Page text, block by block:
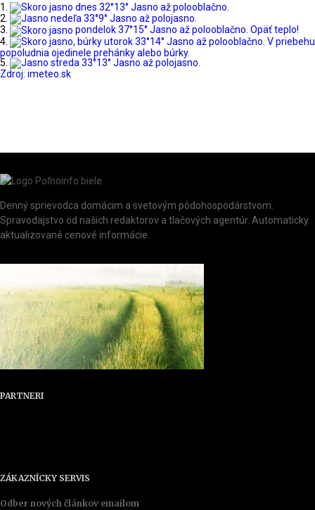
dnes 32°13° Jasno až polooblačno.
nedeľa 33°9° Jasno až polojasno.
pondelok37°15° Jasno až polooblačno. Opäť teplo!
utorok33°14° Jasno až polooblačno. V priebehu
popoludnia ojedinele prehánky alebo búrky.
streda 33°13° Jasno až polojasno.
Zdroj: imeteo.sk
Denný sprievodca domácim a svetovým pôdohospodárstvom.
Spravodajstvo od našich redaktorov a tlačových agentúr. Automaticky
aktualizované cenové informácie.
PARTNERI
ZÁKAZNÍCKY SERVIS
Odber nových článkov emailom